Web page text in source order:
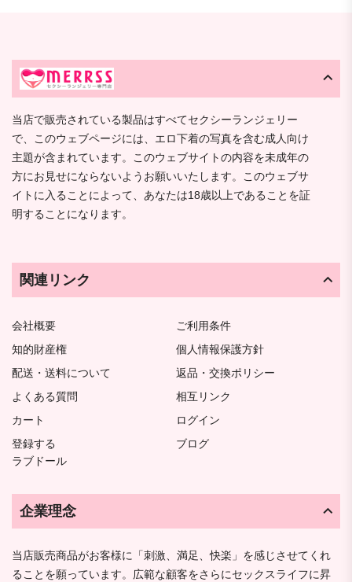
当店で販売されている製品はすべてセクシーランジェリー
で、このウェブページには、エロ下着の写真を含む成人向け
主題が含まれています。このウェブサイトの内容を未成年の
方にお見せにならないようお願いいたします。このウェブサ
イトに入ることによって、あなたは18歳以上であることを証
明することになります。
関連リンク
会社概要
ご利用条件
知的財産権
個人情報保護方針
配送・送料について
返品・交換ポリシー
よくある質問
相互リンク
カート
ログイン
登録する
ブログ
ラブドール
企業理念
当店販売商品がお客様に「刺激、満足、快楽」を感じさせてくれ
ることを願っています。広範な顧客をさらにセックスライフに昇